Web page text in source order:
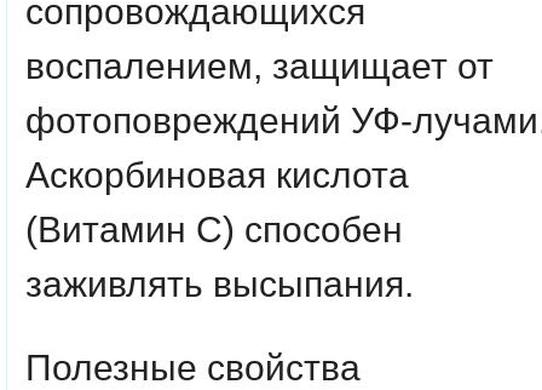
сопровождающихся
воспалением, защищает от
фотоповреждений УФ-
Аскорбиновая кислота
(Витамин С) способен
заживлять высыпания.
Полезные свойства